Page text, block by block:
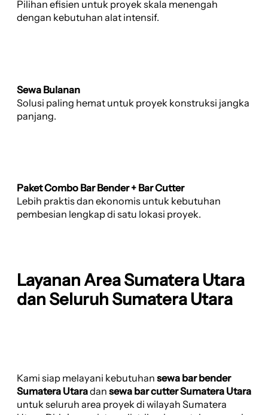
Pilihan efisien untuk proyek skala menengah
dengan kebutuhan alat intensif.
Sewa Bulanan
Solusi paling hemat untuk proyek konstruksi jangka
panjang.
Paket Combo Bar Bender + Bar Cutter
Lebih praktis dan ekonomis untuk kebutuhan
pembesian lengkap di satu lokasi proyek.
Layanan Area Sumatera Utara
dan Seluruh Sumatera Utara
Kami siap melayani kebutuhan sewa bar bender
Sumatera Utaradan sewa bar cutter Sumatera Utara
untuk seluruh area proyek di wilayah Sumatera